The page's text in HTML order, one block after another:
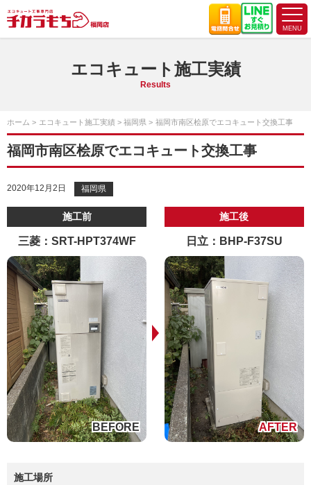
エコキュート施工実績
Results
ホーム エコキュート施工実績 福岡県 福岡市南区桧原でエコキュート交換工事
福岡市南区桧原でエコキュート交換工事
2020年12月2日 福岡県
施工前
三菱：SRT-HPT374WF
施工後
日立：BHP-F37SU
施工場所